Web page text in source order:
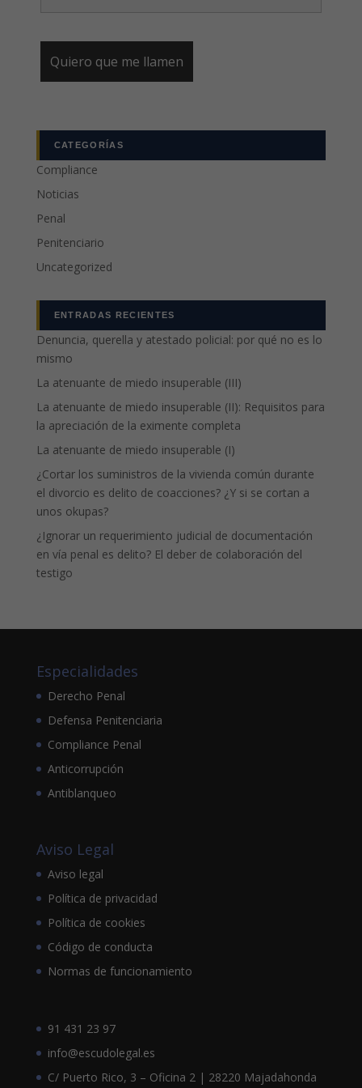
CATEGORÍAS
Compliance
Noticias
Penal
Penitenciario
Uncategorized
ENTRADAS RECIENTES
Denuncia, querella y atestado policial: por qué no es lo
mismo
La atenuante de miedo insuperable (III)
La atenuante de miedo insuperable (II): Requisitos para
la apreciación de la eximente completa
La atenuante de miedo insuperable (I)
¿Cortar los suministros de la vivienda común durante
el divorcio es delito de coacciones? ¿Y si se cortan a
unos okupas?
¿Ignorar un requerimiento judicial de documentación
en vía penal es delito? El deber de colaboración del
testigo
Especialidades
Derecho Penal
Defensa Penitenciaria
Compliance Penal
Anticorrupción
Antiblanqueo
Aviso Legal
Aviso legal
Política de privacidad
Política de cookies
Código de conducta
Normas de funcionamiento
91 431 23 97
info@escudolegal.es
C/ Puerto Rico, 3 – Oficina 2 | 28220 Majadahonda